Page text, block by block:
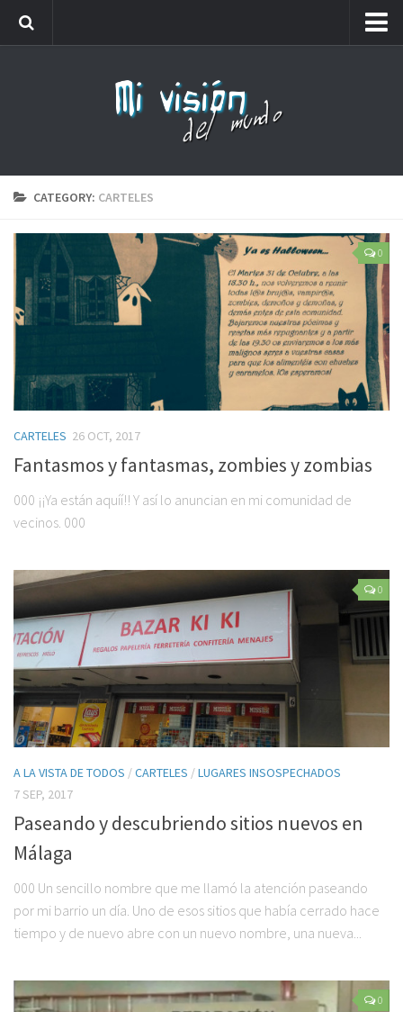
Lista de números de teléfono que no debes coger
CATEGORY: CARTELES
0
CARTELES 26 OCT, 2017
Fantasmos y fantasmas, zombies y zombias
000 ¡¡Ya están aquíí!! Y así lo anuncian en mi comunidad de
vecinos. 000
0
A LA VISTA DE TODOS /CARTELES /LUGARES INSOSPECHADOS
7 SEP, 2017
Paseando y descubriendo sitios nuevos en
Málaga
000 Un sencillo nombre que me llamó la atención paseando
por mi barrio un día. Uno de esos sitios que había cerrado hace
tiempo y de nuevo abre con un nuevo nombre, una nueva...
0